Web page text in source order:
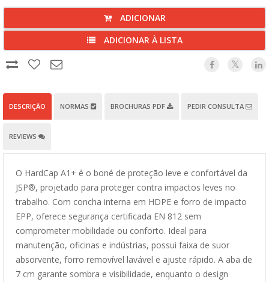
ADICIONAR
ADICIONAR À LISTA
DESCRIÇÃO NORMAS BROCHURAS PDF PEDIR CONSULTA
REVIEWS
O HardCap A1+ é o boné de proteção leve e confortável da
JSP®, projetado para proteger contra impactos leves no
trabalho. Com concha interna em HDPE e forro de impacto
EPP, oferece segurança certificada EN 812 sem
comprometer mobilidade ou conforto. Ideal para
manutenção, oficinas e indústrias, possui faixa de suor
absorvente, forro removível lavável e ajuste rápido. A aba de
7 cm garante sombra e visibilidade, enquanto o design